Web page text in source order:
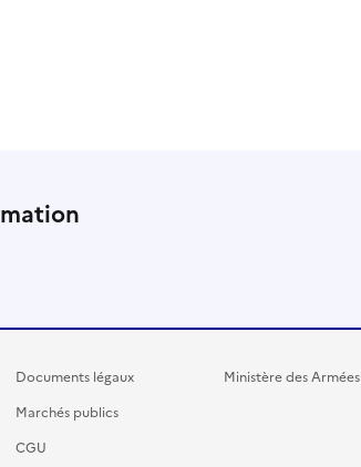
Documents légaux
Marchés publics
CGU
Ministère des Armées